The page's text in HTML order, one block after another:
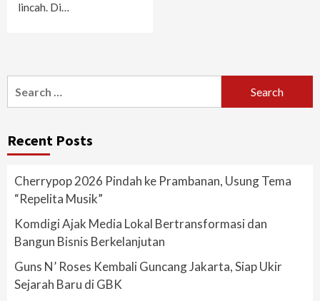
lincah. Di…
for:
Recent Posts
Cherrypop 2026 Pindah ke Prambanan, Usung Tema
“Repelita Musik”
Komdigi Ajak Media Lokal Bertransformasi dan
Bangun Bisnis Berkelanjutan
Guns N’ Roses Kembali Guncang Jakarta, Siap Ukir
Sejarah Baru di GBK